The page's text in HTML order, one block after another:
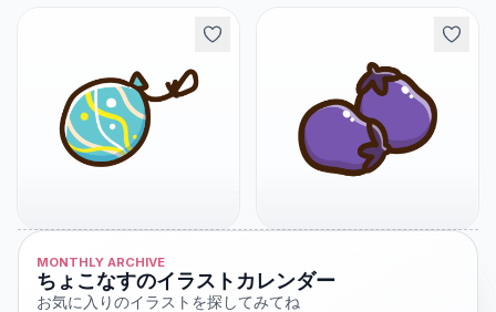
MONTHLY ARCHIVE
ちょこなすのイラストカレンダー
お気に入りのイラストを探してみてね